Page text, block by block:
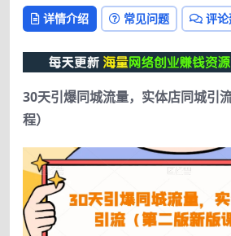
详情介绍 常见问题 评
30天引爆同城流量，实体店同城引
程）